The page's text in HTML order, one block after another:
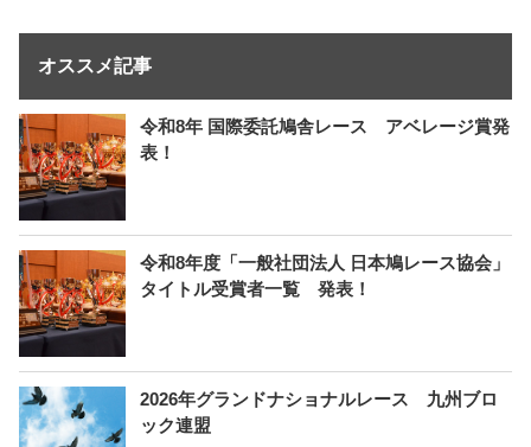
オススメ記事
令和8年 国際委託鳩舎レース アベレージ賞発
表！
令和8年度「一般社団法人 日本鳩レース協会」
タイトル受賞者一覧 発表！
2026年グランドナショナルレース 九州ブロ
ック連盟